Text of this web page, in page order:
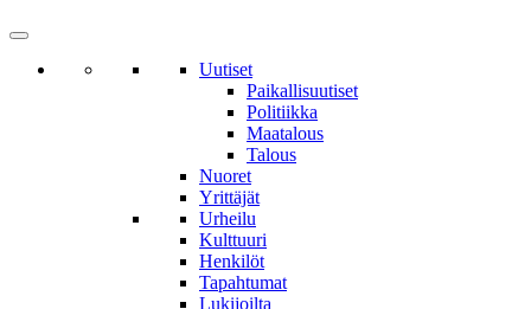
Uutiset
Paikallisuutiset
Politiikka
Maatalous
Talous
Nuoret
Yrittäjät
Urheilu
Kulttuuri
Henkilöt
Tapahtumat
Lukijoilta